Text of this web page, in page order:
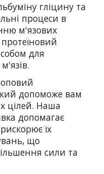
гліцину та
процеси в
м'язових
для
допоможе вам
цілей. Наша
допомагає
їх
що
сили та